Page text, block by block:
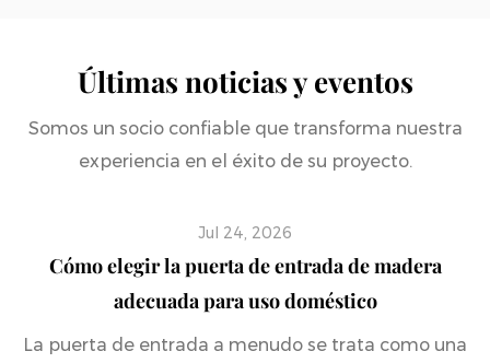
Últimas noticias y eventos
Somos un socio confiable que transforma nuestra
experiencia en el éxito de su proyecto.
Jul 24, 2026
Cómo elegir la puerta de entrada de madera
adecuada para uso doméstico
La puerta de entrada a menudo se trata como una